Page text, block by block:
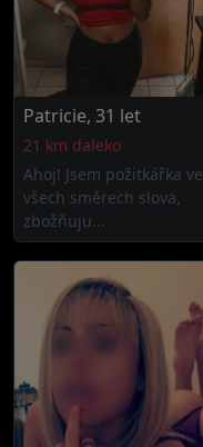
Patricie, 31 let
21 km daleko
Ahoj! Jsem požitkářka ve
všech směrech slova,
zbožňuju...